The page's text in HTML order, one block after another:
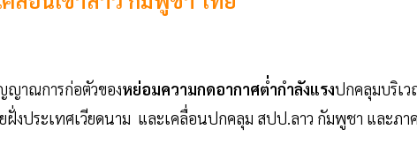
ญาณการก่อตัวของหย่อมความกดอากาศต่ำกำลังแรงปกคลุมบริเ
ฝั่งประเทศเวียดนาม และเคลื่อนปกคลุม สปป.ลาว กัมพูชา และภา